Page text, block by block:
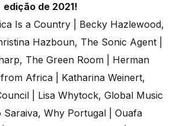
edição de 2021!
Is a Country | Becky Hazlewood,
Hazboun, The Sonic Agent |
The Green Room | Herman
Africa | Katharina Weinert,
| Lisa Whytock, Global Music
Why Portugal | Ouafa